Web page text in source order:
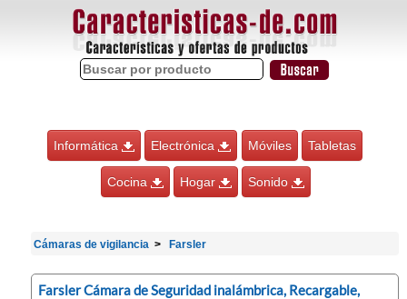
Informática Electrónica Móviles Tabletas
Cocina Hogar Sonido
Cámaras de vigilancia Farsler
Farsler Cámara de Seguridad inalámbrica, Recargable,